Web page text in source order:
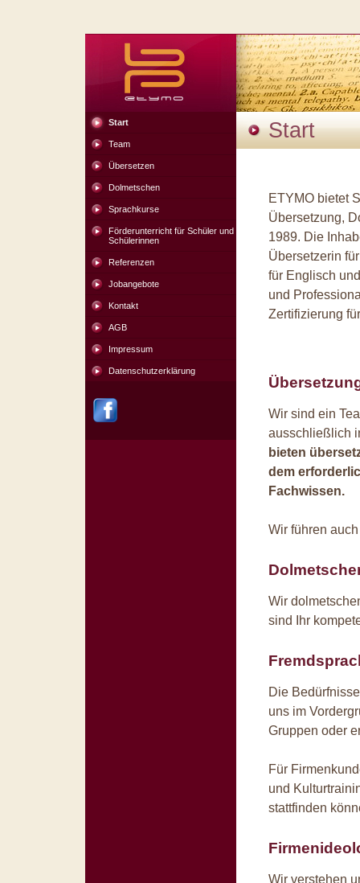
Start
Team
Übersetzen
Dolmetschen
Sprachkurse
Förderunterricht für Schüler und
Schülerinnen
Referenzen
Jobangebote
Kontakt
AGB
Impressum
Datenschutzerklärung
Start
ETYMO bietet
Übersetzung,
1989. Die
Übersetzerin
für Englisch
und
Zertifizierung
Wir sind ein
ausschließlich
bieten
dem
Fachwissen.
Wir führen
Wir
sind Ihr
Die
uns im
Gruppen oder
Für
und
stattfinden
Wir verstehen